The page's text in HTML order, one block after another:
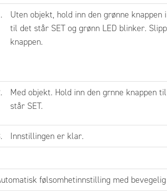
Uten objekt, hold inn den grønne knappen
til det står SET og grønn LED blinker. Slipp
knappen.
Med objekt. Hold inn den grnne knappen
står SET.
Innstillingen er klar.
følsomhetinnstilling med